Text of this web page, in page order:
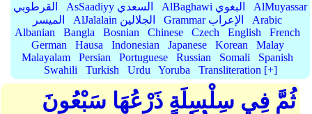
القرطوبي
AsSaadiyy السعدي AlBaghawi البغوي
AlMuyassar
الميسر
AlJalalain الجلالين Grammar الإعراب
Arabic
Albanian
Bangla Bosnian Chinese Czech English
French
German
Hausa Indonesian Japanese Korean
Malay
Malayalam
Persian Portuguese Russian Somali
Spanish
Swahili
Turkish Urdu Yoruba Transliteration [+]
ثُمَّ فِي سِلْسِلَةٍ ذَرْعُهَا سَبْعُونَ